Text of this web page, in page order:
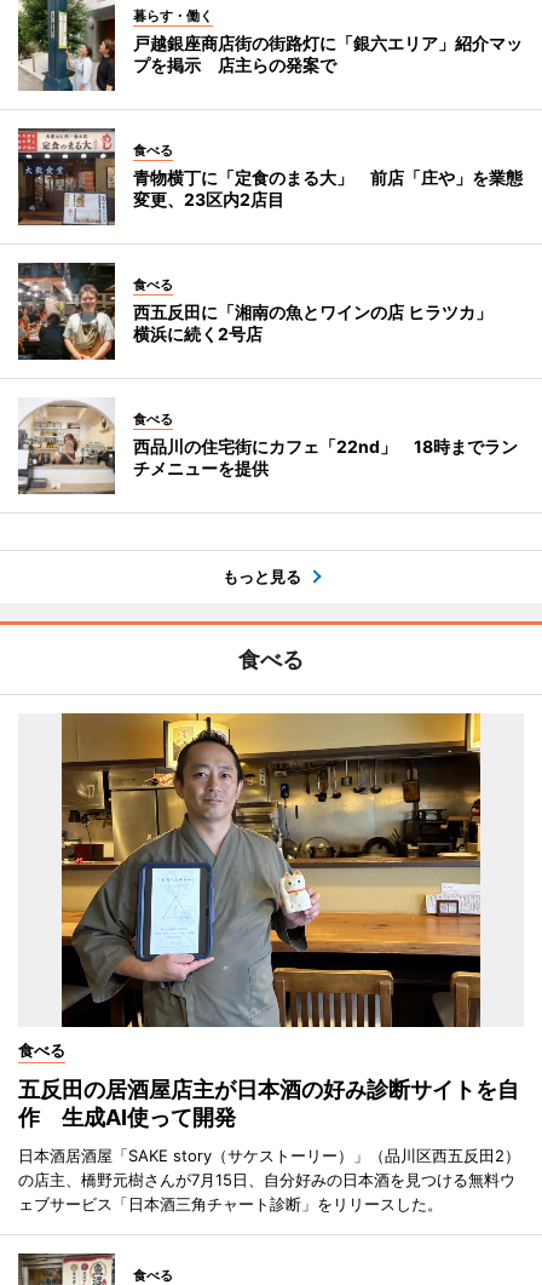
暮らす・働く
戸越銀座商店街の街路灯に「銀六エリア」紹介マッ
プを掲示 店主らの発案で
食べる
青物横丁に「定食のまる大」 前店「庄や」を業態
変更、23区内2店目
食べる
西五反田に「湘南の魚とワインの店 ヒラツカ」
横浜に続く2号店
食べる
西品川の住宅街にカフェ「22nd」 18時までラン
チメニューを提供
もっと見る
食べる
食べる
五反田の居酒屋店主が日本酒の好み診断サイトを自
作 生成AI使って開発
日本酒居酒屋「SAKE story（サケストーリー）」（品川区西五反田2）
の店主、橋野元樹さんが7月15日、自分好みの日本酒を見つける無料ウ
ェブサービス「日本酒三角チャート診断」をリリースした。
食べる